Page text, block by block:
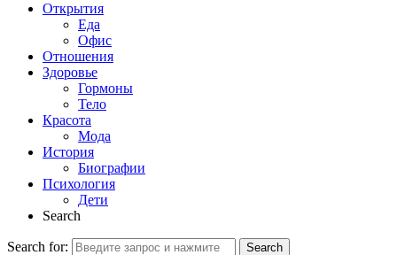
Открытия
Еда
Офис
Отношения
Здоровье
Гормоны
Тело
Красота
Мода
История
Биографии
Психология
Дети
Search
Search for: Search